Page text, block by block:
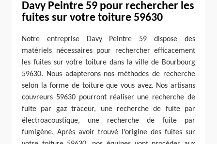
Davy Peintre 59 pour rechercher les
fuites sur votre toiture 59630
Notre entreprise Davy Peintre 59 dispose des
matériels nécessaires pour rechercher efficacement
les fuites sur votre toiture dans la ville de Bourbourg
59630. Nous adapterons nos méthodes de recherche
selon la forme de toiture que vous avez. Nos artisans
couvreurs 59630 pourront réaliser une recherche de
fuite par gaz traceur, une recherche de fuite par
électroacoustique, une recherche de fuite par
fumigène. Après avoir trouvé l’origine des fuites sur